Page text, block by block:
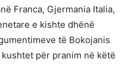
Franca, Gjermania Italia,
e kishte dhënë
të Bokojanis
për pranim në këtë